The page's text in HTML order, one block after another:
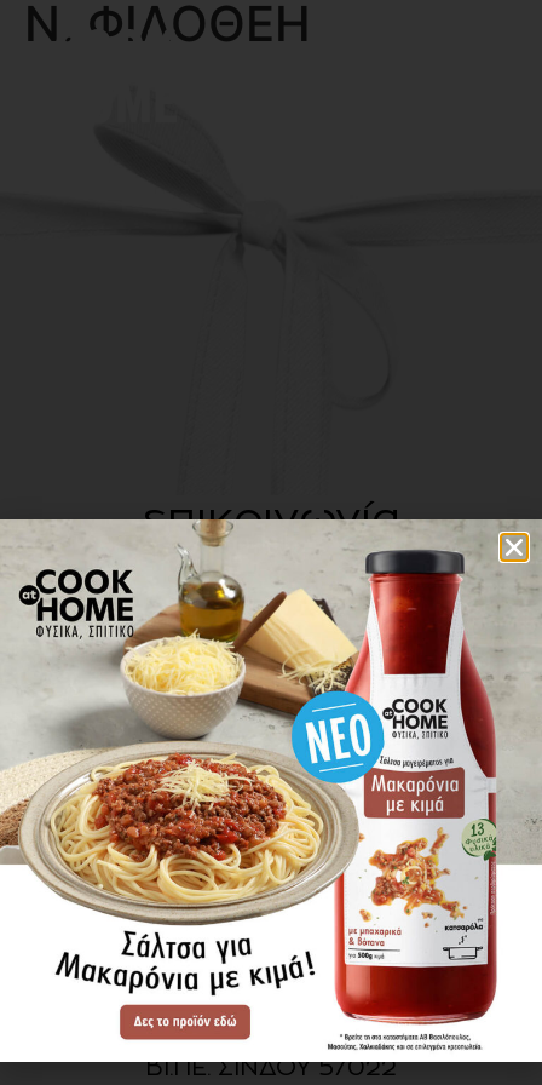
Ν. ΦΙΛΟΘΕΗ
επικοινωνία
πού βρίσκω τα προϊόντα
ΕΝΗΜΕΡΩΘΕΙΤΕ ΠΡΩΤΟΙ
ΓΙΑ ΤΑ ΝΕΑ ΜΑΣ
ΕΓΓΡΑΦΗ
SITE MAP
ΠΡΟΪΟΝΤΑ
ΣΥΝΤΑΓΕΣ
Η ΙΣΤΟΡΙΑ ΜΑΣ
VIDEOS
ΠΡΟΒΥΛ Α.Ε.
ΟΔΟΣ Α3
ΒΙ.ΠΕ. ΣΙΝΔΟΥ 57022